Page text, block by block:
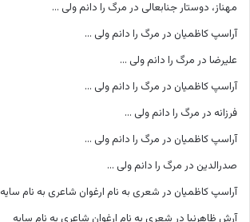
مهناز، دوستار جنابعالی در مرگ را دانم ولی …
آراسپ کاظمیان در مرگ را دانم ولی …
علیرضا در مرگ را دانم ولی …
آراسپ کاظمیان در مرگ را دانم ولی …
فرزانه در مرگ را دانم ولی …
آراسپ کاظمیان در مرگ را دانم ولی …
صدرالدین در مرگ را دانم ولی …
آراسپ کاظمیان در شعری به نام ارغوان شاعری به نام سایه
آرش ظاهرنیا در شعری به نام ارغوان شاعری به نام سایه